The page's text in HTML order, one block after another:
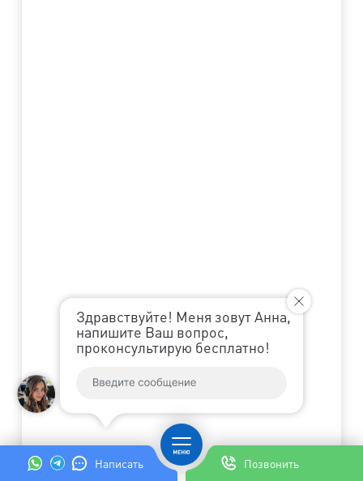
Написать Позвонить
Здравствуйте! Меня зовут Анна,
напишите Ваш вопрос,
проконсультирую бесплатно!